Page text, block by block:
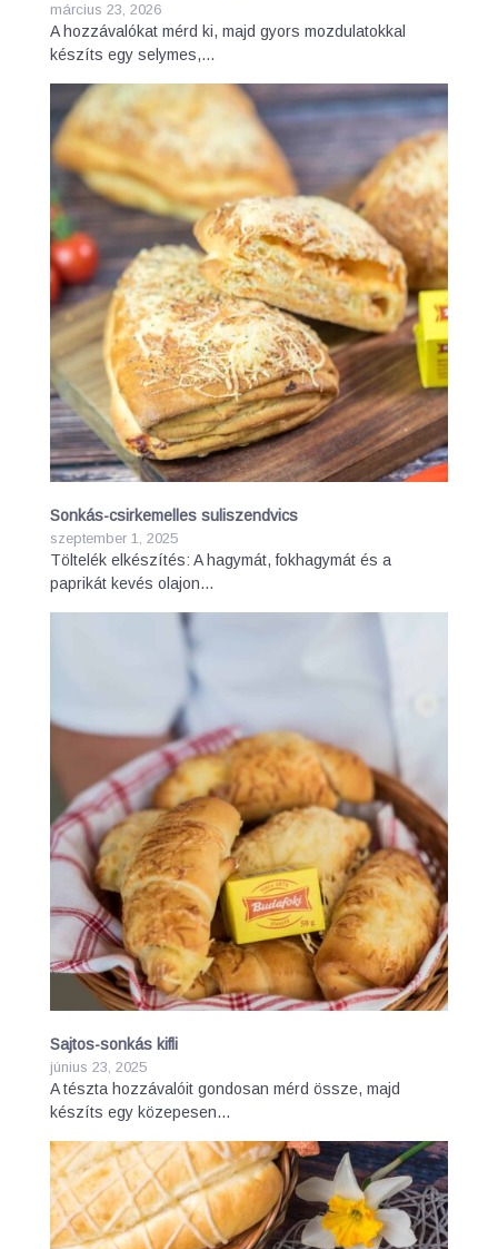
március 23, 2026
A hozzávalókat mérd ki, majd gyors mozdulatokkal
készíts egy selymes,…
Sonkás-csirkemelles suliszendvics
szeptember 1, 2025
Töltelék elkészítés: A hagymát, fokhagymát és a
paprikát kevés olajon…
Sajtos-sonkás kifli
június 23, 2025
A tészta hozzávalóit gondosan mérd össze, majd
készíts egy közepesen…